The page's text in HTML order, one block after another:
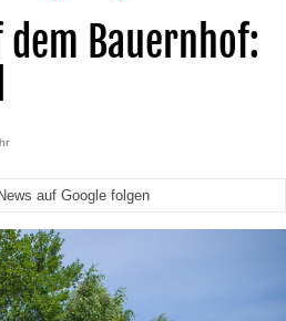
dem Bauernhof:
auf Google folgen